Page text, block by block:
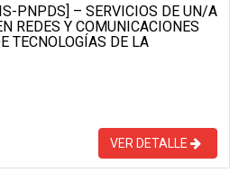
PNPDS] – SERVICIOS DE UN/A
REDES Y COMUNICACIONES
TECNOLOGÍAS DE LA
VER DETALLE